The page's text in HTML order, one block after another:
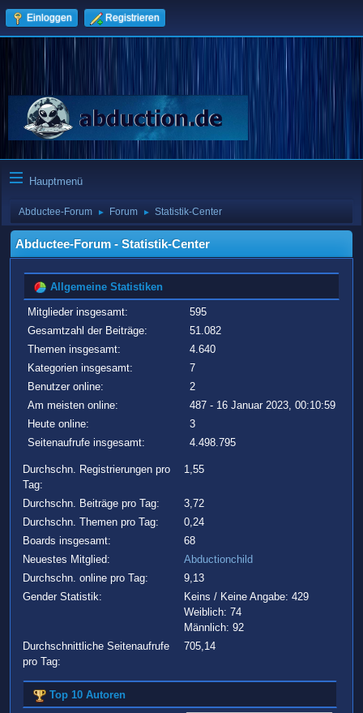
Einloggen Registrieren
Hauptmenü
Abductee-Forum ► Forum ► Statistik-Center
Abductee-Forum - Statistik-Center
Allgemeine Statistiken
Mitglieder insgesamt:
595
Gesamtzahl der Beiträge:
51.082
Themen insgesamt:
4.640
Kategorien insgesamt:
7
Benutzer online:
2
Am meisten online:
487 - 16 Januar 2023, 00:10:59
Heute online:
3
Seitenaufrufe insgesamt:
4.498.795
Durchschn. Registrierungen pro
Tag:
1,55
Durchschn. Beiträge pro Tag:
3,72
Durchschn. Themen pro Tag:
0,24
Boards insgesamt:
68
Neuestes Mitglied:
Abductionchild
Durchschn. online pro Tag:
9,13
Gender Statistik:
Keins / Keine Angabe: 429
Weiblich: 74
Männlich: 92
Durchschnittliche Seitenaufrufe
pro Tag:
705,14
Top 10 Autoren